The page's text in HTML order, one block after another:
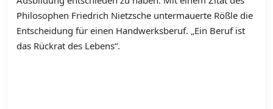
Philosophen Friedrich Nietzsche untermauerte Rößle die
Entscheidung für einen Handwerksberuf. „Ein Beruf ist
das Rückrat des Lebens“.